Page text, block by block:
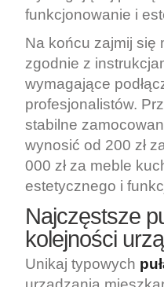
funkcjonowanie i
Na końcu zajmij się
zgodnie z
wymagające
profesjonalistów.
stabilne
wynosić od 200 zł
000 zł za meble
estetycznego i
Najczęstsze
kolejności
Unikaj typowych